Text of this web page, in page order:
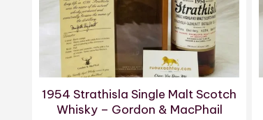
1954 Strathisla Single Malt Scotch
Whisky – Gordon & MacPhail